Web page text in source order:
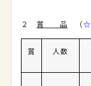
２ 賞 品 （☆
賞 人数